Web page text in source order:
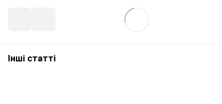
Інші статті